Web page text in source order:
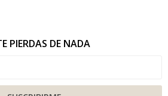
PIERDAS DE NADA